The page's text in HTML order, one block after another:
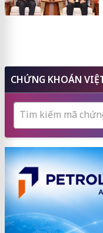
CHỨNG KHOÁN
Tìm kiếm mã